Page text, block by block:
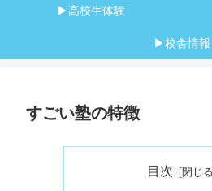
▶高校生体験
▶校舎情報
すごい塾の特徴
目次